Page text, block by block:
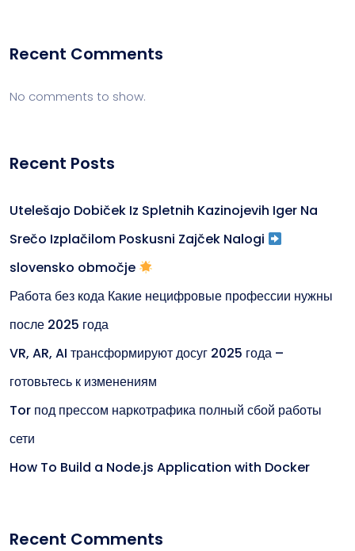
Recent Comments
No comments to show.
Recent Posts
Utelešajo Dobiček Iz Spletnih Kazinojevih Iger Na
Srečo Izplačilom Poskusni Zajček Nalogi
slovensko območje
Работа без кода Какие нецифровые профессии нужны
после 2025 года
VR, AR, AI трансформируют досуг 2025 года –
готовьтесь к изменениям
Tor под прессом наркотрафика полный сбой работы
сети
How To Build a Node.js Application with Docker
Recent Comments